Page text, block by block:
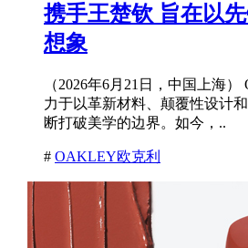
携手王楚钦 旨在以
想象
（2026年6月21日，中国上海
力于以革新材料、颠覆性设计
断打破美学的边界。如今，..
# OAKLEY欧克利